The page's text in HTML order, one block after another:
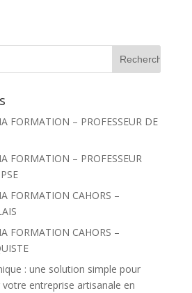
FORMATION – PROFESSEUR DE
FORMATION – PROFESSEUR
FORMATION CAHORS –
FORMATION CAHORS –
: une solution simple pour
entreprise artisanale en